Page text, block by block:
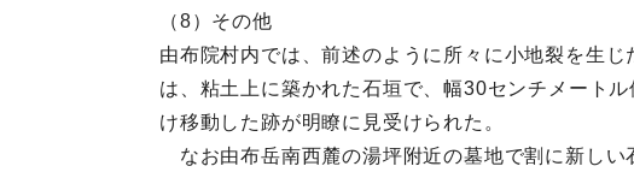
（8）その他
由布院村内では、前述のように所々に小地裂を生
は、粘土上に築かれた石垣で、幅30センチメート
け移動した跡が明瞭に見受けられた。
なお由布岳南西麓の湯坪附近の墓地で割に新し